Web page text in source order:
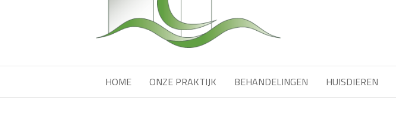
HOME ONZE PRAKTIJK BEHANDELINGEN HUISDIEREN